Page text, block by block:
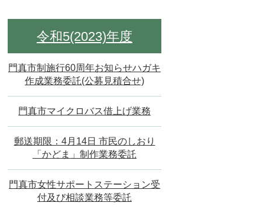
令和5(2023)年度
門真市制施行60周年お知らせハガキ
作成業務委託(公募見積合せ)
門真市マイクロバス借上げ業務
郵送期限：4月14日 市民のしおり
「かどま」制作業務委託
門真市女性サポートステーション受
付及び相談業務等委託